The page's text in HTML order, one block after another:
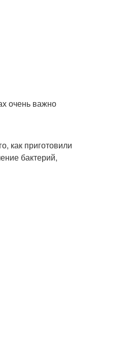
очень важно
как приготовили
бактерий,